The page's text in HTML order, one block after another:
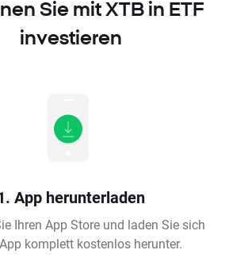
Sie mit XTB in ETF
investieren
App herunterladen
Ihren App Store und laden Sie sich
komplett kostenlos herunter.